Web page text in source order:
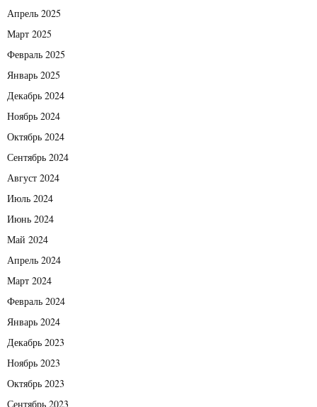
Апрель 2025
Март 2025
Февраль 2025
Январь 2025
Декабрь 2024
Ноябрь 2024
Октябрь 2024
Сентябрь 2024
Август 2024
Июль 2024
Июнь 2024
Май 2024
Апрель 2024
Март 2024
Февраль 2024
Январь 2024
Декабрь 2023
Ноябрь 2023
Октябрь 2023
Сентябрь 2023